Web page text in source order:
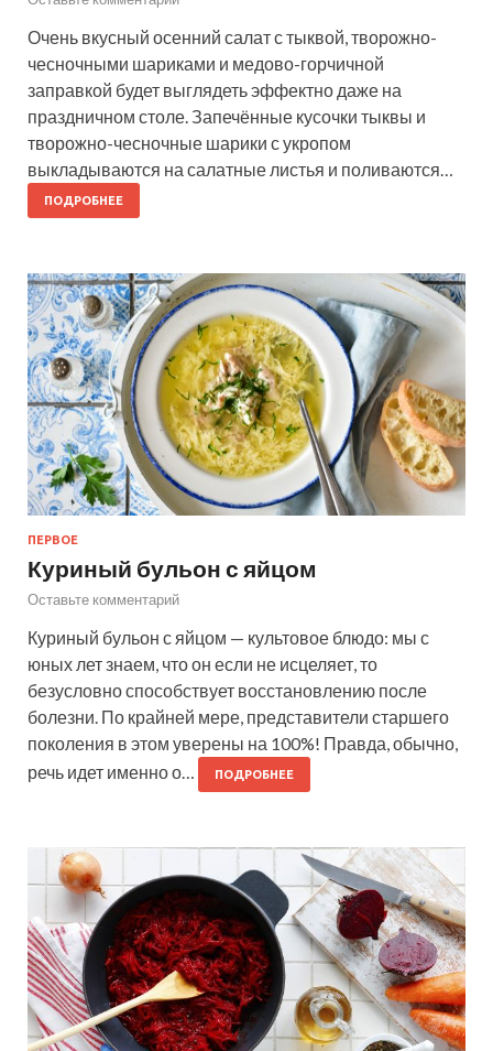
Очень вкусный осенний салат с тыквой, творожно-
чесночными шариками и медово-горчичной
заправкой будет выглядеть эффектно даже на
праздничном столе. Запечённые кусочки тыквы и
творожно-чесночные шарики с укропом
выкладываются на салатные листья и поливаются…
ПОДРОБНЕЕ
ПЕРВОЕ
Куриный бульон с яйцом
Оставьте комментарий
Куриный бульон с яйцом — культовое блюдо: мы с
юных лет знаем, что он если не исцеляет, то
безусловно способствует восстановлению после
болезни. По крайней мере, представители старшего
поколения в этом уверены на 100%! Правда, обычно,
речь идет именно о…
ПОДРОБНЕЕ